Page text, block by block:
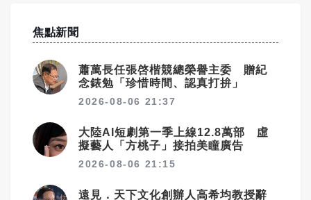
焦點新聞
蕭萬長任張啓楷競總榮譽主委 贈紀
念錶勉「珍惜時間、認真打拚」
2026-08-06 21:37
大陸AI短劇第一季上線12.8萬部 虛
擬藝人「方桃子」接拍美瞳廣告
2026-08-06 21:15
遠見．天下文化創辦人高希均教授辭